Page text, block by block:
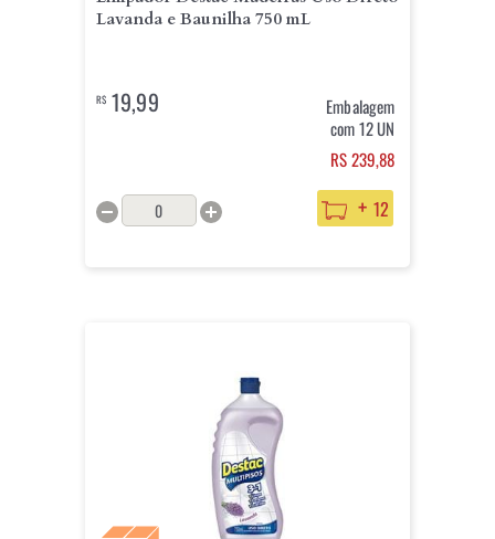
Lavanda e Baunilha 750 mL
R$19,99
Embalagem
com 12 UN
RS 239,88
+ 12